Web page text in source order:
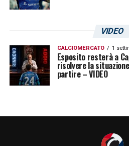
VIDEO
CALCIOMERCATO 1
Esposito resterà a
risolvere la
partire – VIDEO